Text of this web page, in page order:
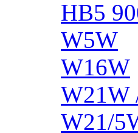
HB5
W5W
W16W
W21W
W21/